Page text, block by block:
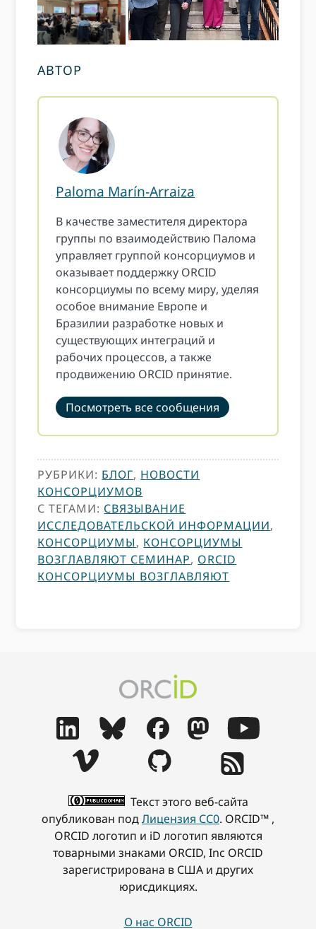
АВТОР
Paloma Marín-Arraiza
В качестве заместителя директора
группы по взаимодействию Палома
управляет группой консорциумов и
оказывает поддержку ORCID
консорциумы по всему миру, уделяя
особое внимание Европе и
Бразилии разработке новых и
существующих интеграций и
рабочих процессов, а также
продвижению ORCID принятие.
Посмотреть все сообщения
РУБРИКИ: БЛОГ, НОВОСТИ
КОНСОРЦИУМОВ
С ТЕГАМИ: СВЯЗЫВАНИЕ
ИССЛЕДОВАТЕЛЬСКОЙ ИНФОРМАЦИИ,
КОНСОРЦИУМЫ, КОНСОРЦИУМЫ
ВОЗГЛАВЛЯЮТ СЕМИНАР, ORCID
КОНСОРЦИУМЫ ВОЗГЛАВЛЯЮТ
Текст этого веб-сайта
опубликован подЛицензия CC0. ORCID™ ,
ORCID логотип и iD логотип являются
товарными знаками ORCID, Inc ORCID
зарегистрирована в США и других
юрисдикциях.
О нас ORCID